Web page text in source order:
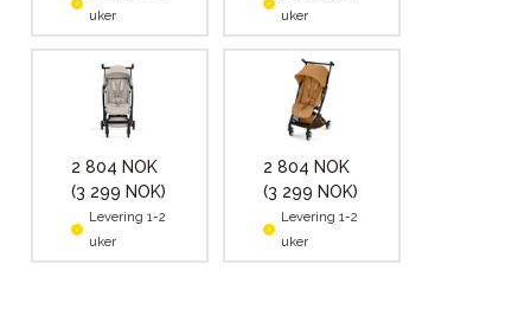
uker
uker
2 804 NOK
(3 299 NOK)
Levering 1-2
uker
2 804 NOK
(3 299 NOK)
Levering 1-2
uker